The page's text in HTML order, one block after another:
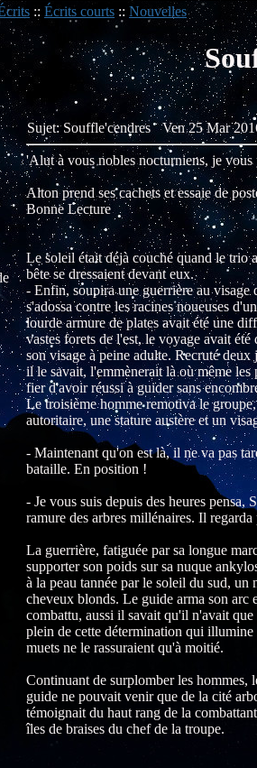
:: Écrits courts :: Nouvelles
Sujet: Souffle'cendresVen 25 Mar
'Alut à vous nobles nocturniens, je
Alton prend ses cachets et essaie de
Bonne Lecture
Le soleil était déjà couché quand le trio
bête se dressaient devant eux.
- Enfin, soupira une guerrière au visage
s'adossa contre les racines noueuses
lourde armure de plates avait été une
vastes forets de l'est, le voyage avait
son visage à peine adulte. Recruté
il le savait, l'emmènerait là où même
fier d'avoir réussi à guider sans
Le troisième homme remotiva le
autoritaire, une stature austère et un
- Maintenant qu'on est là, il ne va pas
bataille. En position !
- Je vous suis depuis des heures
ramure des arbres millénaires. Il
La guerrière, fatiguée par sa longue
supporter son poids sur sa nuque
à la peau tannée par le soleil du sud,
cheveux blonds. Le guide arma son arc
combattu, aussi il savait qu'il n'avait
plein de cette détermination qui illumine
muets ne le rassuraient qu'à moitié.
Continuant de surplomber les hommes,
guide ne pouvait venir que de la cité
témoignait du haut rang de la
îles de braises du chef de la troupe.